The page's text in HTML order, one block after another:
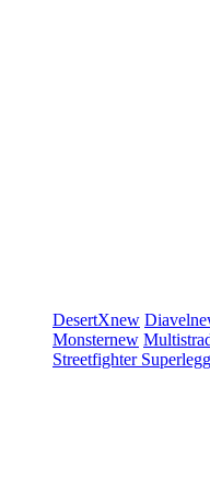
DesertXnew Diavel
Monsternew
Streetfighter